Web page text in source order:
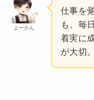
よーかん
仕事を
も、毎
着実に
が大切。